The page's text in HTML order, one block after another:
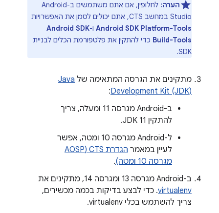
הערה:
לחלופין, אם אתם משתמשים ב-Android
Studio במחשב CTS, אתם יכולים לסמן את האפשרויות
Android SDK Platform-Tools ו-Android SDK
Build-Tools כדי להתקין את פלטפורמת הכלים לבניית
SDK.
מתקינים את הגרסה המתאימה של Java
Development Kit (JDK)
:
ב-Android מגרסה 11 ומעלה, צריך
להתקין JDK 11.
ל-Android מגרסה 10 ומטה, אפשר
לעיין במאמר
הגדרת CTS‏ (AOSP
מגרסה 10 ומטה)
.
ב-Android מגרסה 13 ומגרסה 14, מתקינים את
virtualenv. כדי לבצע בדיקות בכמה מכשירים,
צריך להשתמש בכלי virtualenv.